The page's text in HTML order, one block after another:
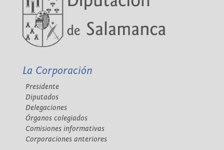
La Corporación
Presidente
Diputados
Delegaciones
Órganos colegiados
Comisiones informativas
Corporaciones anteriores